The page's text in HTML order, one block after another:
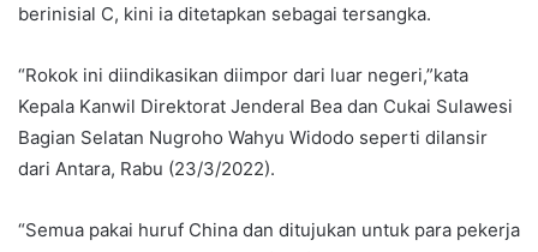
berinisial C, kini ia ditetapkan sebagai tersangka.
“Rokok ini diindikasikan diimpor dari luar negeri,”kata
Kepala Kanwil Direktorat Jenderal Bea dan Cukai Sulawesi
Bagian Selatan Nugroho Wahyu Widodo seperti dilansir
dari Antara, Rabu (23/3/2022).
“Semua pakai huruf China dan ditujukan untuk para pekerja